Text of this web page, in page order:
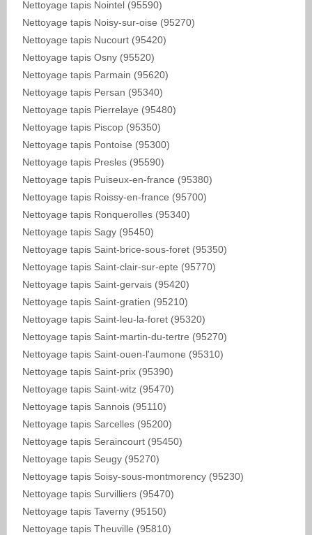
Nettoyage tapis Nointel (95590)
Nettoyage tapis Noisy-sur-oise (95270)
Nettoyage tapis Nucourt (95420)
Nettoyage tapis Osny (95520)
Nettoyage tapis Parmain (95620)
Nettoyage tapis Persan (95340)
Nettoyage tapis Pierrelaye (95480)
Nettoyage tapis Piscop (95350)
Nettoyage tapis Pontoise (95300)
Nettoyage tapis Presles (95590)
Nettoyage tapis Puiseux-en-france (95380)
Nettoyage tapis Roissy-en-france (95700)
Nettoyage tapis Ronquerolles (95340)
Nettoyage tapis Sagy (95450)
Nettoyage tapis Saint-brice-sous-foret (95350)
Nettoyage tapis Saint-clair-sur-epte (95770)
Nettoyage tapis Saint-gervais (95420)
Nettoyage tapis Saint-gratien (95210)
Nettoyage tapis Saint-leu-la-foret (95320)
Nettoyage tapis Saint-martin-du-tertre (95270)
Nettoyage tapis Saint-ouen-l'aumone (95310)
Nettoyage tapis Saint-prix (95390)
Nettoyage tapis Saint-witz (95470)
Nettoyage tapis Sannois (95110)
Nettoyage tapis Sarcelles (95200)
Nettoyage tapis Seraincourt (95450)
Nettoyage tapis Seugy (95270)
Nettoyage tapis Soisy-sous-montmorency (95230)
Nettoyage tapis Survilliers (95470)
Nettoyage tapis Taverny (95150)
Nettoyage tapis Theuville (95810)